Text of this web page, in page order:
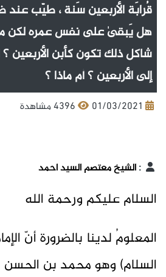
قُرابَة الأربعين سَنة ، طيّب عند
هل يَبقىٰ على نفس عمره لكن
شاكل ذلك تكون كأبن الأربعين
إلى الأربعين ؟ أم ماذا ؟
01/03/2021 4396 مشاهدة
:الشيخ معتصم السيد احمد
السلام عليكم ورحمة الله
المعلومُ لدينا بالضرورة أنّ
السلام) وهو محمد بن